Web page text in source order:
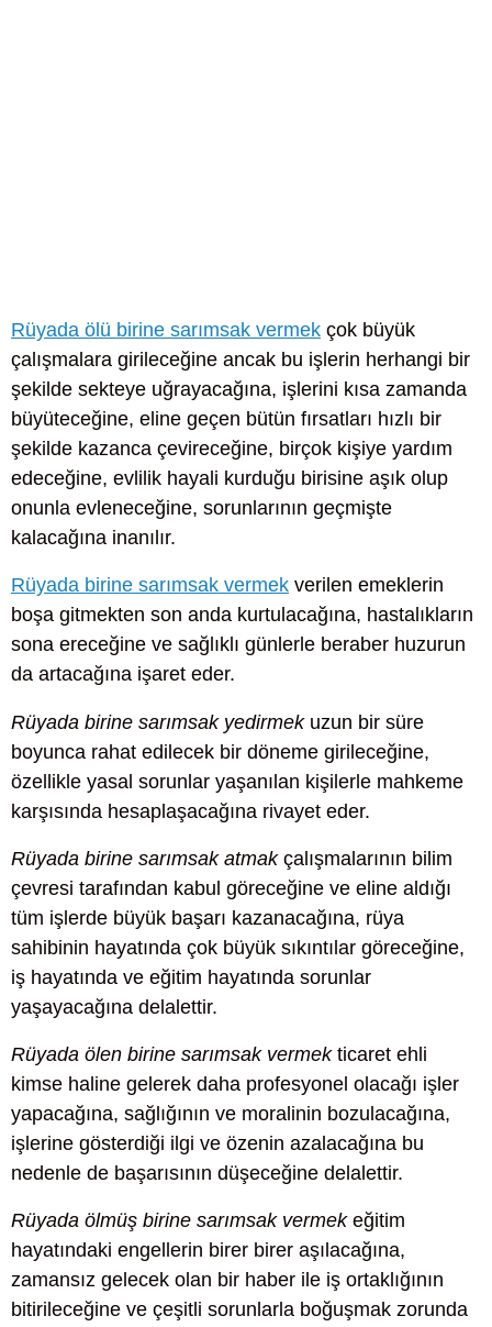
Rüyada ölü birine sarımsak vermek çok büyük
çalışmalara girileceğine ancak bu işlerin herhangi bir
şekilde sekteye uğrayacağına, işlerini kısa zamanda
büyüteceğine, eline geçen bütün fırsatları hızlı bir
şekilde kazanca çevireceğine, birçok kişiye yardım
edeceğine, evlilik hayali kurduğu birisine aşık olup
onunla evleneceğine, sorunlarının geçmişte
kalacağına inanılır.
Rüyada birine sarımsak vermek verilen emeklerin
boşa gitmekten son anda kurtulacağına, hastalıkların
sona ereceğine ve sağlıklı günlerle beraber huzurun
da artacağına işaret eder.
Rüyada birine sarımsak yedirmekuzun bir süre
boyunca rahat edilecek bir döneme girileceğine,
özellikle yasal sorunlar yaşanılan kişilerle mahkeme
karşısında hesaplaşacağına rivayet eder.
Rüyada birine sarımsak atmakçalışmalarının bilim
çevresi tarafından kabul göreceğine ve eline aldığı
tüm işlerde büyük başarı kazanacağına, rüya
sahibinin hayatında çok büyük sıkıntılar göreceğine,
iş hayatında ve eğitim hayatında sorunlar
yaşayacağına delalettir.
Rüyada ölen birine sarımsak vermekticaret ehli
kimse haline gelerek daha profesyonel olacağı işler
yapacağına, sağlığının ve moralinin bozulacağına,
işlerine gösterdiği ilgi ve özenin azalacağına bu
nedenle de başarısının düşeceğine delalettir.
Rüyada ölmüş birine sarımsak vermekeğitim
hayatındaki engellerin birer birer aşılacağına,
zamansız gelecek olan bir haber ile iş ortaklığının
bitirileceğine ve çeşitli sorunlarla boğuşmak zorunda